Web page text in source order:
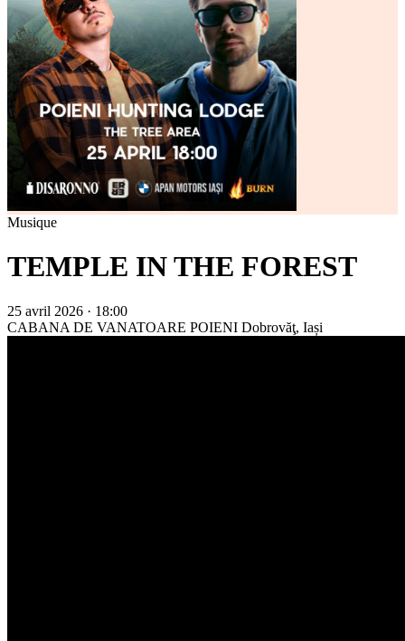
Musique
TEMPLE IN THE FOREST
25 avril 2026 · 18:00
CABANA DE VANATOARE POIENI Dobrovăţ, Iași